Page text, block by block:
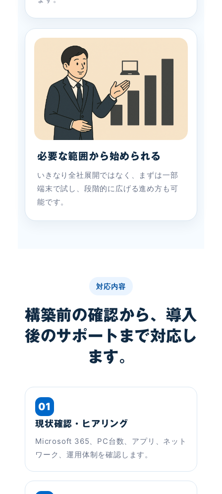
必要な範囲から始められる
いきなり全社展開ではなく、まずは一部
端末で試し、段階的に広げる進め方も可
能です。
対応内容
構築前の確認から、導入
後のサポートまで対応し
ます。
01
現状確認・ヒアリング
Microsoft 365、PC台数、アプリ、ネット
ワーク、運用体制を確認します。